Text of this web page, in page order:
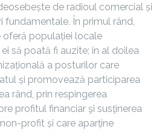
de radioul comercial și
fundamentale. În primul rând,
oferă populației locale
să poată fi auzite; în al doilea
a posturilor care
și promovează participarea
rând, prin respingerea
profitul financiar şi susţinerea
profit și care aparține